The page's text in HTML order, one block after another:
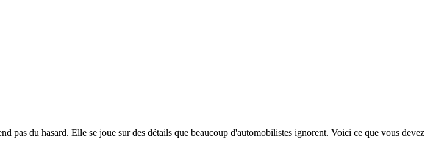
du hasard. Elle se joue sur des détails que beaucoup d'automobilistes ignorent. Voici ce que vous devez